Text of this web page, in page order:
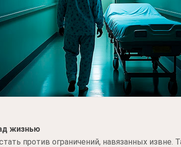
жизнью
против ограничений, навязанных извне.